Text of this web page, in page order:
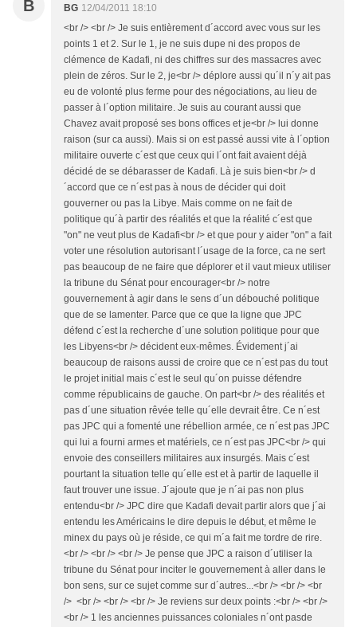
B BG 12/04/2011 18:10
<br /> <br /> Je suis entièrement d´accord avec vous sur les
points 1 et 2. Sur le 1, je ne suis dupe ni des propos de
clémence de Kadafi, ni des chiffres sur des massacres avec
plein de zéros. Sur le 2, je<br /> déplore aussi qu´il n´y ait pas
eu de volonté plus ferme pour des négociations, au lieu de
passer à l´option militaire. Je suis au courant aussi que
Chavez avait proposé ses bons offices et je<br /> lui donne
raison (sur ca aussi). Mais si on est passé aussi vite à l´option
militaire ouverte c´est que ceux qui l´ont fait avaient déjà
décidé de se débarasser de Kadafi. Là je suis bien<br /> d
´accord que ce n´est pas à nous de décider qui doit
gouverner ou pas la Libye. Mais comme on ne fait de
politique qu´à partir des réalités et que la réalité c´est que
"on" ne veut plus de Kadafi<br /> et que pour y aider "on" a fait
voter une résolution autorisant l´usage de la force, ca ne sert
pas beaucoup de ne faire que déplorer et il vaut mieux utiliser
la tribune du Sénat pour encourager<br /> notre
gouvernement à agir dans le sens d´un débouché politique
que de se lamenter. Parce que ce que la ligne que JPC
défend c´est la recherche d´une solution politique pour que
les Libyens<br /> décident eux-mêmes. Évidement j´ai
beaucoup de raisons aussi de croire que ce n´est pas du tout
le projet initial mais c´est le seul qu´on puisse défendre
comme républicains de gauche. On part<br /> des réalités et
pas d´une situation rêvée telle qu´elle devrait être. Ce n´est
pas JPC qui a fomenté une rébellion armée, ce n´est pas JPC
qui lui a fourni armes et matériels, ce n´est pas JPC<br /> qui
envoie des conseillers militaires aux insurgés. Mais c´est
pourtant la situation telle qu´elle est et à partir de laquelle il
faut trouver une issue. J´ajoute que je n´ai pas non plus
entendu<br /> JPC dire que Kadafi devait partir alors que j´ai
entendu les Américains le dire depuis le début, et même le
minex du pays où je réside, ce qui m´a fait me tordre de rire.
<br /> <br /> <br /> Je pense que JPC a raison d´utiliser la
tribune du Sénat pour inciter le gouvernement à aller dans le
bon sens, sur ce sujet comme sur d´autres...<br /> <br /> <br
/> <br /> <br /> <br /> Je reviens sur deux points :<br /> <br />
<br /> 1 les anciennes puissances coloniales n´ont pasde